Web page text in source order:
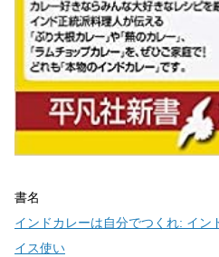
書名
インドカレーは自分でつくれ: イン
イス使い